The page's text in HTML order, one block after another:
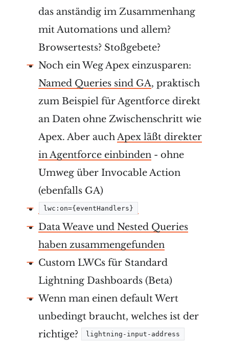
das anständig im Zusammenhang
mit Automations und allem?
Browsertests? Stoßgebete?
Noch ein Weg Apex einzusparen:
Named Queries sind GA, praktisch
zum Beispiel für Agentforce direkt
an Daten ohne Zwischenschritt wie
Apex. Aber auchApex läßt direkter
in Agentforce einbinden - ohne
Umweg über Invocable Action
(ebenfalls GA)
lwc:on={eventHandlers}
Data Weave und Nested Queries
haben zusammengefunden
Custom LWCs für Standard
Lightning Dashboards (Beta)
Wenn man einen default Wert
unbedingt braucht, welches ist der
richtige?
lightning-input-address